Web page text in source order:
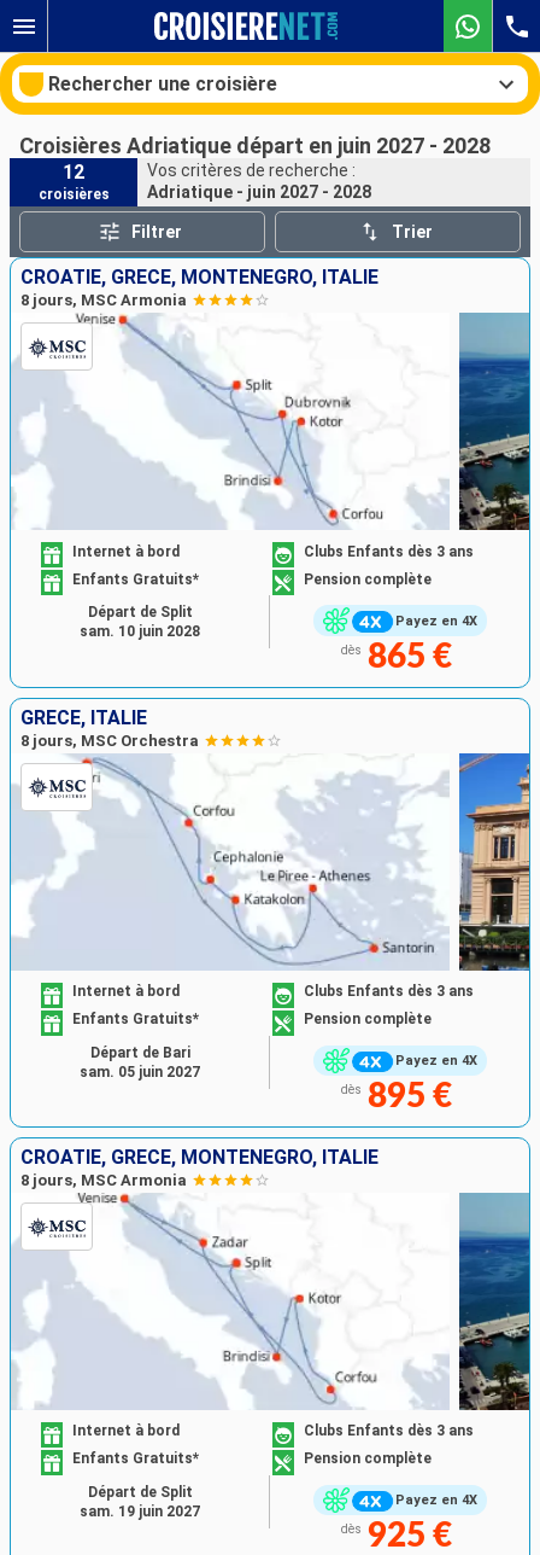
Rechercher une croisière
Nos destinations
Mois de départ
Ports
Rechercher
Croisières Adriatique départ en juin 2027 - 2028
12
croisières
Vos critères de recherche :
Adriatique - juin 2027 - 2028
Filtrer Trier
CROATIE, GRÈCE, MONTÉNÉGRO, ITALIE
8 jours, MSC Armonia
Payez en 4X
Internet à bord
Clubs Enfants dès 3 ans
Enfants Gratuits*
Pension complète
dès 865 €
Départ de Split
sam. 10 juin 2028
GRÈCE, ITALIE
8 jours, MSC Orchestra
Payez en 4X
Internet à bord
Clubs Enfants dès 3 ans
Enfants Gratuits*
Pension complète
dès 895 €
Départ de Bari
sam. 05 juin 2027
CROATIE, GRÈCE, MONTÉNÉGRO, ITALIE
8 jours, MSC Armonia
Payez en 4X
Internet à bord
Clubs Enfants dès 3 ans
Enfants Gratuits*
Pension complète
dès 925 €
Départ de Split
sam. 19 juin 2027